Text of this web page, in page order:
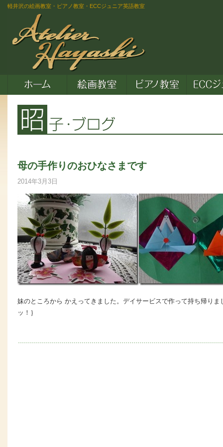
軽井沢の絵画教室・ピアノ教室・ECCジュニア英語教室
母の手作りのおひなさまです
2014年3月3日
妹のところから かえってきました。デイサービスで作って持ち帰り
ッ！｝